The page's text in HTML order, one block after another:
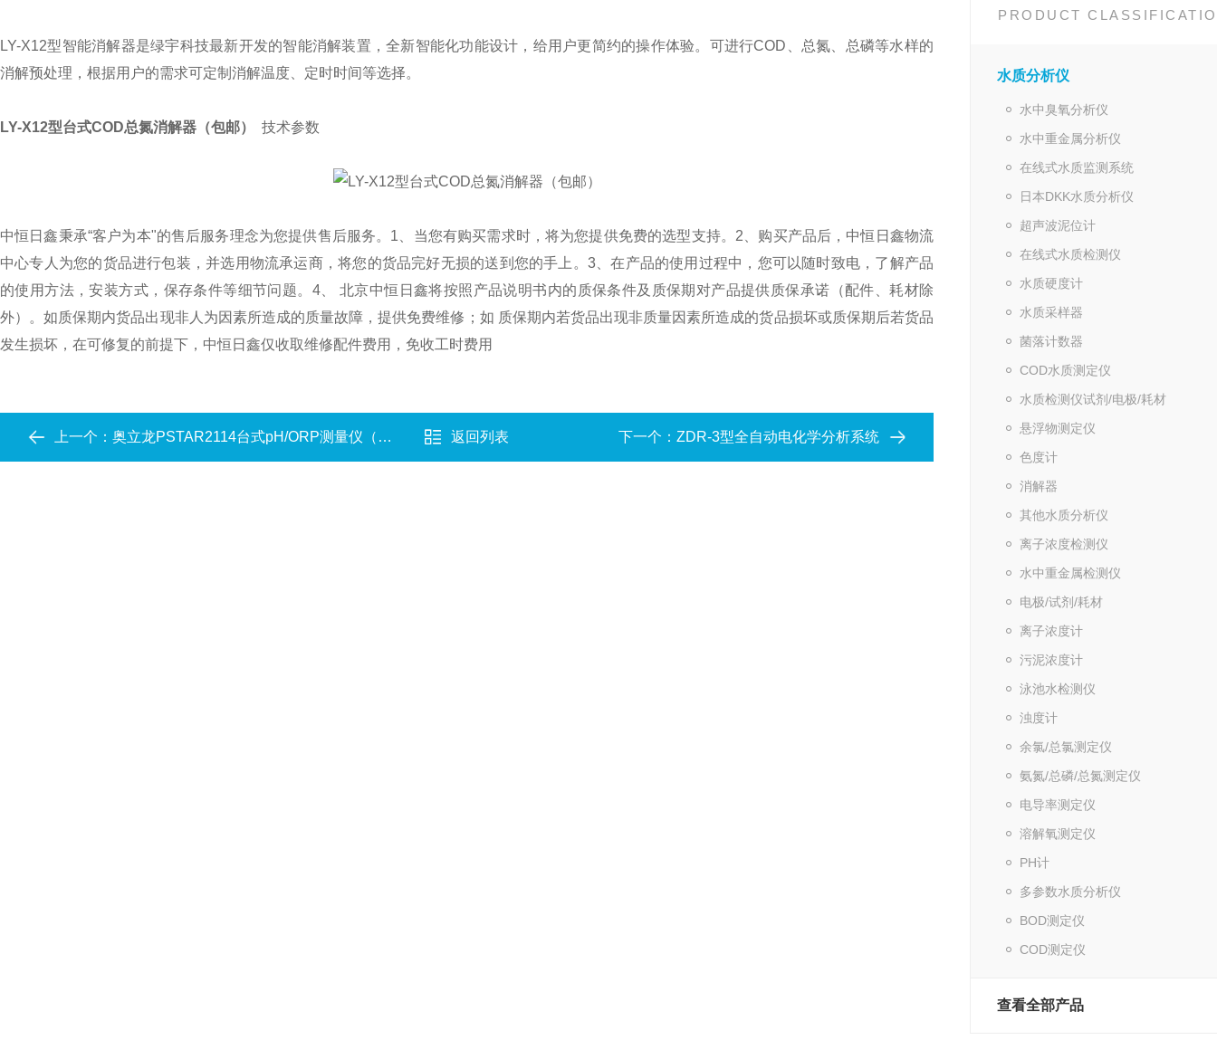
PRODUCT
水质分析仪
水中臭氧分析仪
水中重金属分析仪
在线式水质监测系统
日本DKK水质分析仪
超声波泥位计
在线式水质检测仪
水质硬度计
水质采样器
菌落计数器
COD水质测定仪
水质检测仪试剂/电极/耗材
悬浮物测定仪
色度计
消解器
其他水质分析仪
离子浓度检测仪
水中重金属检测仪
电极/试剂/耗材
离子浓度计
污泥浓度计
泳池水检测仪
浊度计
余氯/总氯测定仪
氨氮/总磷/总氮测定仪
电导率测定仪
溶解氧测定仪
PH计
多参数水质分析仪
BOD测定仪
COD测定仪
查看全部产品
LY-X12型智能消解器是绿宇科技最新开发的智能消解装置，全新智能化功能设计，给用户更简约的操作体验。可进行COD、总氮、总磷等水样的
消解预处理，根据用户的需求可定制消解温度、定时时间等选择。
LY-X12型台式COD总氮消解器（包邮） 技术参数
中恒日鑫秉承“客户为本"的售后服务理念为您提供售后服务。 1、当您有购买需求时，将为您提供免费的选型支持。 2、购买产品后，中恒日鑫物流
中心专人为您的货品进行包装，并选用物流承运商，将您的货品完好无损的送到您的手上。 3、在产品的使用过程中，您可以随时致电，了解产品
的使用方法，安装方式，保存条件等细节问题。 4、 北京中恒日鑫将按照产品说明书内的质保条件及质保期对产品提供质保承诺（配件、耗材除
外）。如质保期内货品出现非人为因素所造成的质量故障，提供免费维修；如 质保期内若货品出现非质量因素所造成的货品损坏或质保期后若货品
发生损坏，在可修复的前提下，中恒日鑫仅收取维修配件费用，免收工时费用
上一个： 奥立龙PSTAR2114台式pH/ORP测量仪（套装） 返回列表 下一个： ZDR-3型全自动电化学分析系统